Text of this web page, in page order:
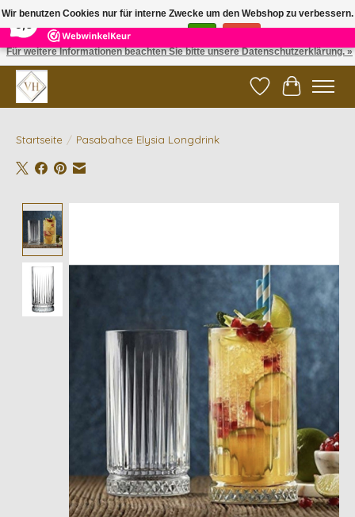
5 Reviews ×
✓ Gratis verzending vanaf €200 | ✓ 14 dagen retourneren
Wunschzettel
Ihr
Startseite / Pasabahce Elysia Longdrink
Wir benutzen Cookies nur für interne Zwecke um den Webshop zu verbessern.
Ist das in Ordnung?
Für weitere Informationen beachten Sie bitte unsere Datenschutzerklärung. »